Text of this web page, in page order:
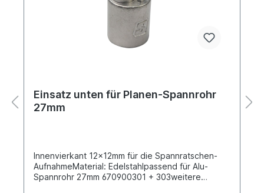
Einsatz unten für Planen-Spannrohr
27mm
Innenvierkant 12x12mm für die Spannratschen-
AufnahmeMaterial: Edelstahlpassend für Alu-
Spannrohr 27mm 670900301 + 303weitere